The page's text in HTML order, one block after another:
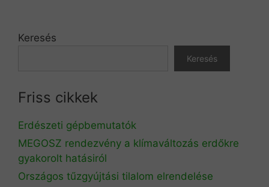
Keresés
Keresés
Friss cikkek
Erdészeti gépbemutatók
MEGOSZ rendezvény a klímaváltozás erdőkre
gyakorolt hatásiról
Országos tűzgyújtási tilalom elrendelése